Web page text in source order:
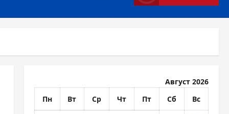
Август 2026
Пн
Вт Ср Чт Пт Сб Вс